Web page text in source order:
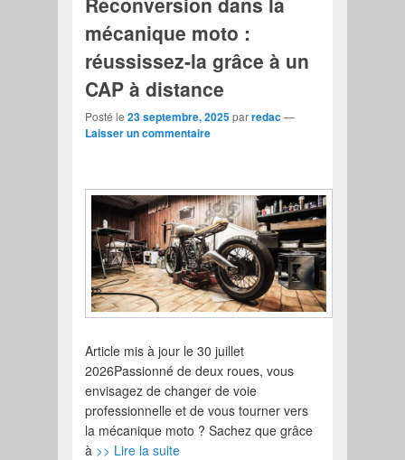
mécanique moto :
réussissez-la grâce à un
CAP à distance
Posté le23 septembre, 2025parredac—
Laisser un commentaire
Article mis à jour le 30 juillet
2026Passionné de deux roues, vous
envisagez de changer de voie
professionnelle et de vous tourner vers
la mécanique moto ? Sachez que grâce
à >> Lire la suite